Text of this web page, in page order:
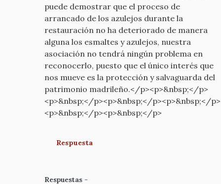
puede demostrar que el proceso de
arrancado de los azulejos durante la
restauración no ha deteriorado de manera
alguna los esmaltes y azulejos, nuestra
asociación no tendrá ningún problema en
reconocerlo, puesto que el único interés que
nos mueve es la protección y salvaguarda del
patrimonio madrileño.</p><p>&nbsp;</p>
<p>&nbsp;</p><p>&nbsp;</p><p>&nbsp;</p>
<p>&nbsp;</p><p>&nbsp;</p>
Respuesta
Respuestas